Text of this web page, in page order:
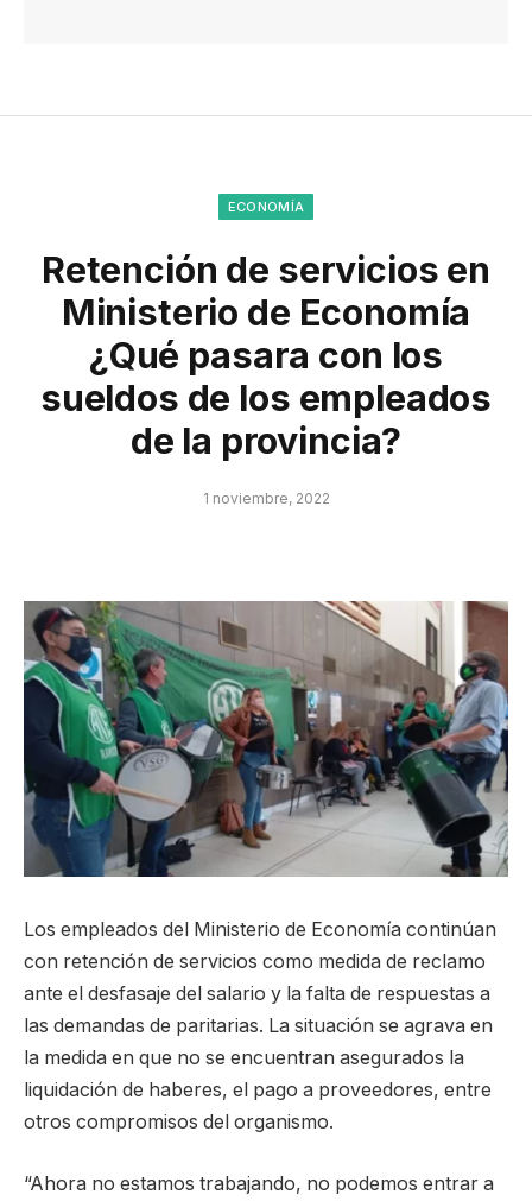
ECONOMÍA
Retención de servicios en
Ministerio de Economía
¿Qué pasara con los
sueldos de los empleados
de la provincia?
1 noviembre, 2022
Los empleados del Ministerio de Economía continúan
con retención de servicios como medida de reclamo
ante el desfasaje del salario y la falta de respuestas a
las demandas de paritarias. La situación se agrava en
la medida en que no se encuentran asegurados la
liquidación de haberes, el pago a proveedores, entre
otros compromisos del organismo.
“Ahora no estamos trabajando, no podemos entrar a